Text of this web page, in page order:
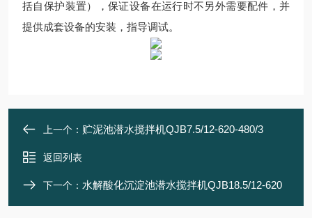
括自保护装置），保证设备在运行时不另外需要配件，并
提供成套设备的安装，指导调试。
上一个： 贮泥池潜水搅拌机QJB7.5/12-620-480/3
返回列表
下一个： 水解酸化沉淀池潜水搅拌机QJB18.5/12-620